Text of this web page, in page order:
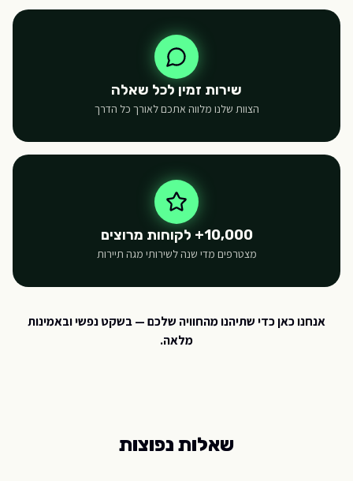
שירות זמין לכל שאלה
הצוות שלנו מלווה אתכם לאורך כל הדרך
10,000+ לקוחות מרוצים
מצטרפים מדי שנה לשירותי מגה תיירות
אנחנו כאן כדי שתיהנו מהחוויה שלכם — בשקט נפשי ובאמינות
מלאה.
שאלות נפוצות